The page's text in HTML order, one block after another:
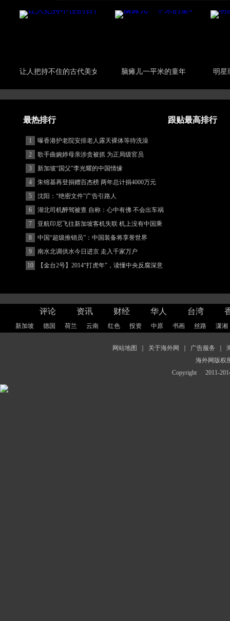
让人把持不住的古代美女 脑瘫儿一平米的童年 明星
最热排行 跟贴最高排行
1
曝香港护老院安排老人露天裸体等待洗澡
2
歌手曲婉婷母亲涉贪被抓 为正局级官员
3
新加坡“国父”李光耀的中国情缘
4
朱镕基再登捐赠百杰榜 两年总计捐4000万元
5
沈阳：“绝密文件”广告引路人
6
湖北司机醉驾被查 自称：心中有佛 不会出车祸
(图)
7
亚航印尼飞往新加坡客机失联 机上没有中国乘
客
8
中国“超级推销员”：中国装备将享誉世界
9
南水北调供水今日进京 走入千家万户
10
【金台2号】2014“打虎年”，读懂中央反腐深意
评论 资讯 财经 华人 台湾
新加坡 德国 荷兰 云南 红色 投资 中原 书画 丝路 潇湘
网站地图 关于海外网 广告服务
海外网版权
Copyright
2011-